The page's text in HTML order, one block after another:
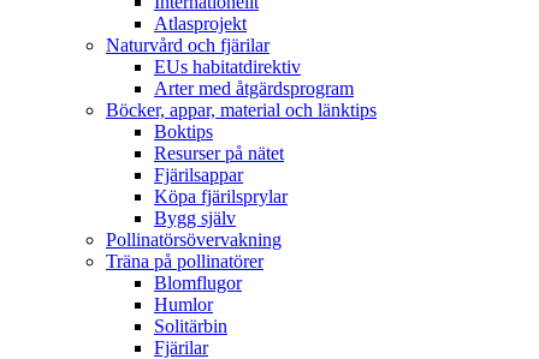
Atlasprojekt
Naturvård och fjärilar
EUs habitatdirektiv
Arter med åtgärdsprogram
Böcker, appar, material och länktips
Boktips
Resurser på nätet
Fjärilsappar
Köpa fjärilsprylar
Bygg själv
Pollinatörsövervakning
Träna på pollinatörer
Blomflugor
Humlor
Solitärbin
Fjärilar